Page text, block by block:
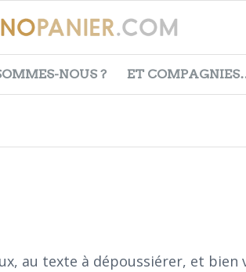
NOUS ? ET
au texte à dépoussiérer, et bien